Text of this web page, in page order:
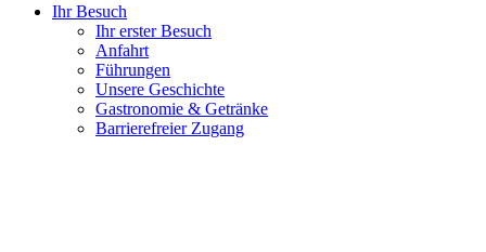
Ihr Besuch
Ihr erster Besuch
Anfahrt
Führungen
Unsere Geschichte
Gastronomie & Getränke
Barrierefreier Zugang